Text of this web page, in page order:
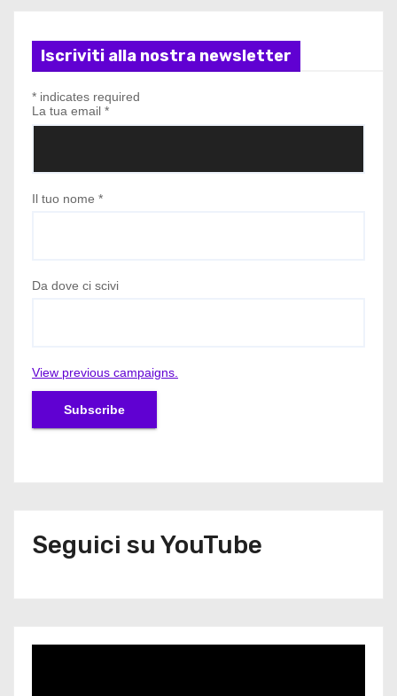
Iscriviti alla nostra newsletter
* indicates required
La tua email *
Il tuo nome *
Da dove ci scivi
View previous campaigns.
Seguici su YouTube